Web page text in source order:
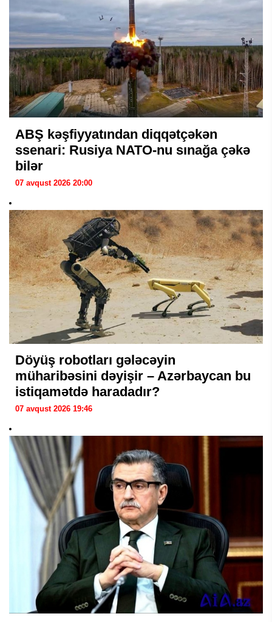
ABŞ kəşfiyyatından diqqətçəkən
ssenari: Rusiya NATO-nu sınağa çəkə
bilər
07 avqust 2026 20:00
Döyüş robotları gələcəyin
müharibəsini dəyişir – Azərbaycan bu
istiqamətdə haradadır?
07 avqust 2026 19:46